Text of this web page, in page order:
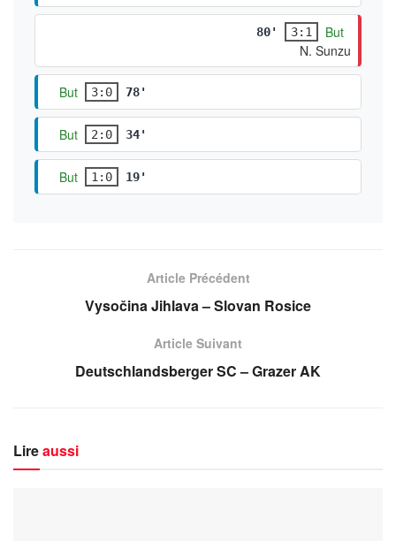
80' 3:1
But
N. Sunzu
But 3:0 78'
But 2:0 34'
But 1:0 19'
Article Précédent
Vysočina Jihlava – Slovan Rosice
Article Suivant
Deutschlandsberger SC – Grazer AK
Lireaussi